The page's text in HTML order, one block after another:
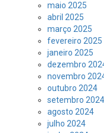
maio 2025
abril 2025
março 2025
fevereiro 2025
janeiro 2025
dezembro
novembro
outubro 2024
setembro 2024
agosto 2024
julho 2024